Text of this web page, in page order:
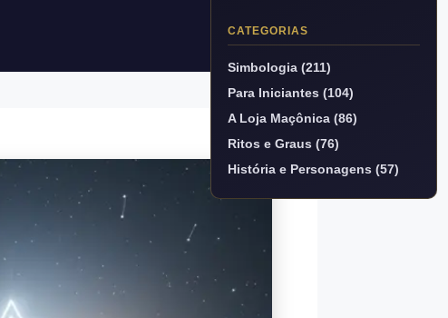
CATEGORIAS
Simbologia (211)
Para Iniciantes (104)
A Loja Maçônica (86)
Ritos e Graus (76)
História e Personagens (57)